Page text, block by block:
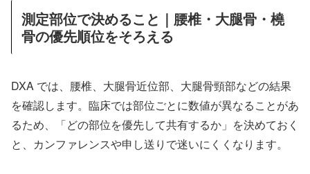
測定部位で決めること｜腰椎・大腿骨・橈
骨の優先順位をそろえる
DXA では、腰椎、大腿骨近位部、大腿骨頸部などの結果
を確認します。臨床では部位ごとに数値が異なることがあ
るため、「どの部位を優先して共有するか」を決めておく
と、カンファレンスや申し送りで迷いにくくなります。